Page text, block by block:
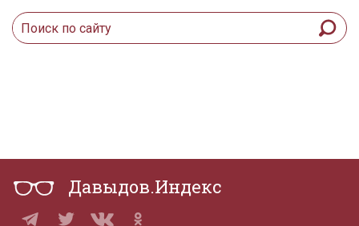
Давыдов.Индекс